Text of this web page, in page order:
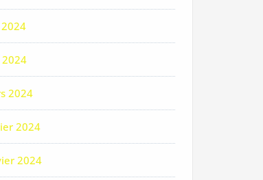
2024
2024
2024